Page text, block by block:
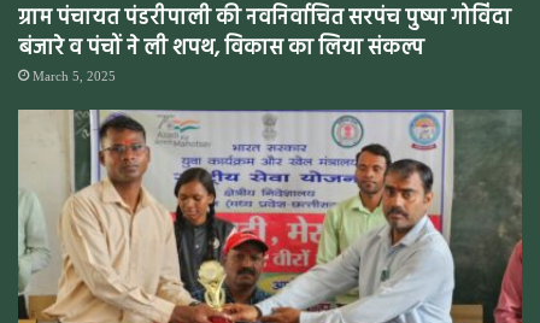
ग्राम पंचायत पंडरीपाली की नवनिर्वाचित सरपंच पुष्पा गोविंदा
बंजारे व पंचों ने ली शपथ, विकास का लिया संकल्प
March 5, 2025